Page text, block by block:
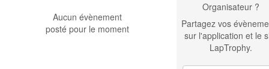
Aucun évènement
posté pour le moment
Organisateur ?
Partagez vos
sur l'application et le
LapTrophy.